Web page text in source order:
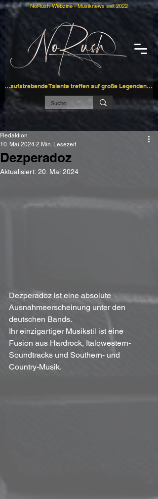
…aufstrebende Talente treffen auf große Legenden…
NoRush-Webzine - Musiknews seit 2022
Dezperadoz
Redaktion
10. Mai 2024 2 Min. Lesezeit
Aktualisiert: 20. Mai 2024
Dezperadoz ist eine absolute
Ausnahmeerscheinung unter den
deutschen Bands.
Ihr einzigartiger Musikstil ist eine
Fusion aus Hardrock, Italowestern-
Soundtracks und Southern- und
Country-Musik.